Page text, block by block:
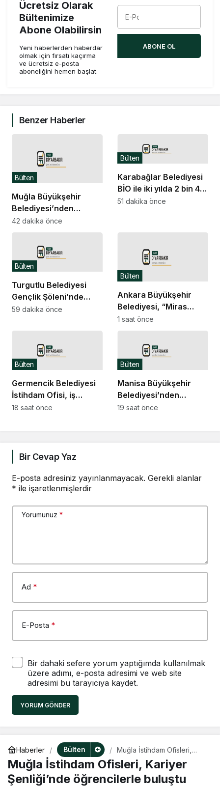
Ücretsiz Olarak
Bültenimize
Abone Olabilirsin
Yeni haberlerden haberdar
olmak için fırsatı kaçırma
ve ücretsiz e-posta
aboneliğini hemen başlat.
ABONE OL
Benzer Haberler
Muğla Büyükşehir
Belediyesi’nden
yangından etkilenen
Seydikemerli
üreticilere destek
Bülten
42 dakika önce
Karabağlar Belediyesi
BİO ile iki yılda 2 bin 40
kişi iş sahibi oldu
Bülten
51 dakika önce
Turgutlu Belediyesi
Gençlik Şöleni’nde
müzik ve halk oyunları
Bülten
59 dakika önce
Ankara Büyükşehir
Belediyesi, “Miras
Şantiye Gezileri” ile
Anafartalar
Caddesi’nin tarihine
ışık tuttu
Bülten
1 saat önce
Germencik Belediyesi
İstihdam Ofisi, iş
arayanlarla işverenleri
Bülten
18 saat önce
Manisa Büyükşehir
Belediyesi’nden
Saruhanlı’ya tarımsal
Bülten
19 saat önce
Bir Cevap Yaz
E-posta adresiniz yayınlanmayacak. Gerekli alanlar
* ile işaretlenmişlerdir
Yorumunuz *
Ad *
E-Posta *
Bir dahaki sefere yorum yaptığımda kullanılmak
üzere adımı, e-posta adresimi ve web site
adresimi bu tarayıcıya kaydet.
YORUM GÖNDER
Haberler Bülten
Muğla İstihdam Ofisleri,
Kariyer Şenliği’nde
öğrencilerle buluştu
Muğla İstihdam Ofisleri, Kariyer
Şenliği’nde öğrencilerle buluştu